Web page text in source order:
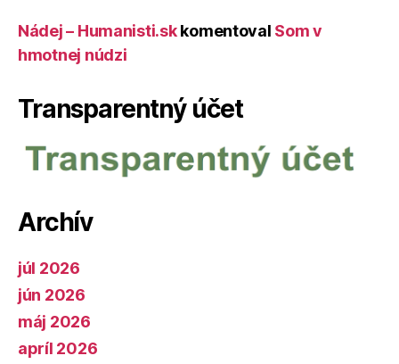
Nádej – Humanisti.skkomentoval Som v
hmotnej núdzi
Transparentný účet
Archív
júl 2026
jún 2026
máj 2026
apríl 2026